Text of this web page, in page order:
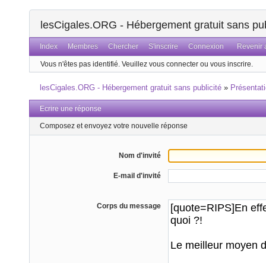
lesCigales.ORG - Hébergement gratuit sans
Index Membres Chercher S'inscrire Connexion Revenir
Vous n'êtes pas identifié. Veuillez vous connecter ou vous inscrire.
lesCigales.ORG - Hébergement gratuit sans publicité »
Ecrire une réponse
Composez et envoyez votre nouvelle réponse
Nom d'invité
E-mail d'invité
Corps du message